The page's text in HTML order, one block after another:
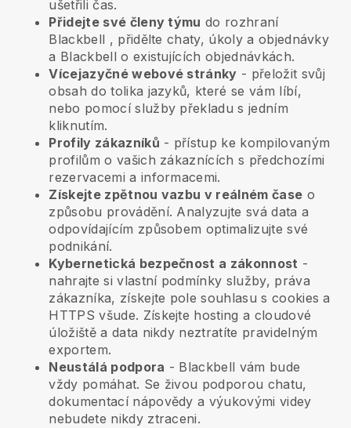
ušetřili čas.
Přidejte své členy týmu do rozhraní
Blackbell , přidělte chaty, úkoly a objednávky
a Blackbell o existujících objednávkách.
Vícejazyčné webové stránky - přeložit svůj
obsah do tolika jazyků, které se vám líbí,
nebo pomocí služby překladu s jedním
kliknutím.
Profily zákazníků - přístup ke kompilovaným
profilům o vašich zákaznících s předchozími
rezervacemi a informacemi.
Získejte zpětnou vazbu v reálném čase o
způsobu provádění. Analyzujte svá data a
odpovídajícím způsobem optimalizujte své
podnikání.
Kybernetická bezpečnost a zákonnost -
nahrajte si vlastní podmínky služby, práva
zákazníka, získejte pole souhlasu s cookies a
HTTPS všude. Získejte hosting a cloudové
úložiště a data nikdy neztratíte pravidelným
exportem.
Neustálá podpora - Blackbell vám bude
vždy pomáhat. Se živou podporou chatu,
dokumentací nápovědy a výukovými videy
nebudete nikdy ztraceni.